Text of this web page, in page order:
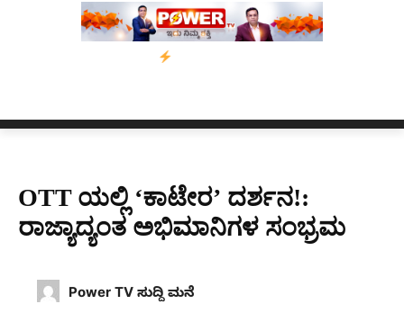
ನ್ಯೂಸ್ ಕಾರ್ಪ್‌ಗೆ ಎಐಯಿಂದ ಸಂಕಷ್ಟ: ಆಸ್ಟ್ರೇಲಿಯಾದಲ್ಲಿ
OTT ಯಲ್ಲಿ ‘ಕಾಟೇರ’ ದರ್ಶನ!:
ರಾಜ್ಯಾದ್ಯಂತ ಅಭಿಮಾನಿಗಳ ಸಂಭ್ರಮ
Power TV ಸುದ್ದಿ ಮನೆ